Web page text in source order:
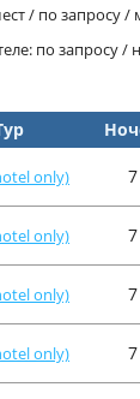
/ по запросу /
по запросу /
only) 7
only) 7
only) 7
only) 7